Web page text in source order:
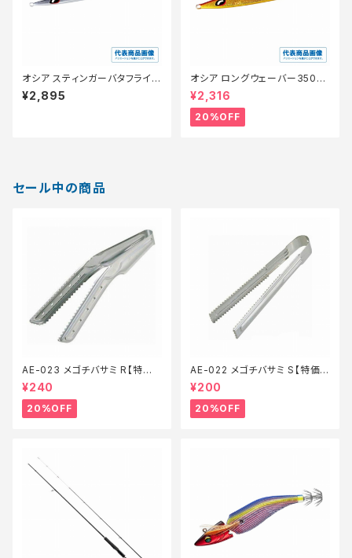
オシア スティンガーバタフライ
イージーペブル 350g JV-C35
S シルハ゛ーミラー 012
¥2,895
オシア ロングウェーバー350g
【特価ルアー】【20】
¥2,316
20%OFF
セール中の商品
AE-023 メゴチバサミ R【特価
装備】【20】
¥240
20%OFF
AE-022 メゴチバサミ S【特価
装備】【20】
¥200
20%OFF